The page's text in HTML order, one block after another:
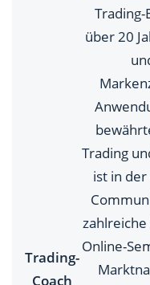
Trading-
Coach
über 20
Trading
ist in
Online-